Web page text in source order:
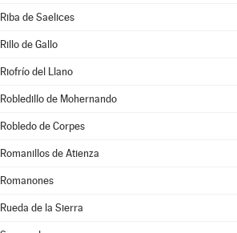
Riba de Saelices
Rillo de Gallo
Riofrío del Llano
Robledillo de Mohernando
Robledo de Corpes
Romanillos de Atienza
Romanones
Rueda de la Sierra